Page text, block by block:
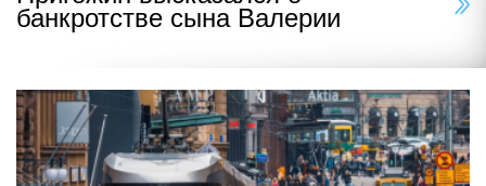
банкротстве сына Валерии